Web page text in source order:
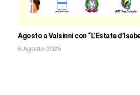
Agosto a Valsinni con “L’Estate
6 Agosto 2026